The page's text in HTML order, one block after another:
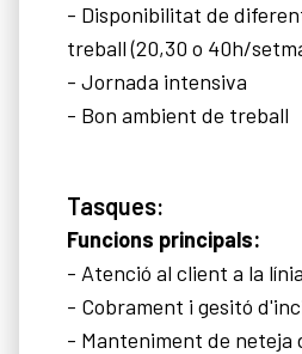
- Disponibilitat de
treball (20,30 o 40h/
- Jornada intensiva
- Bon ambient de treball
Tasques:
Funcions principals:
- Atenció al client a la
- Cobrament i gesitó
- Manteniment de neteja